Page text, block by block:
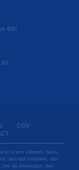
48h
ici
- CGV -
et à son cabinet. Nous
des kits brackets, des
cire de protection, des